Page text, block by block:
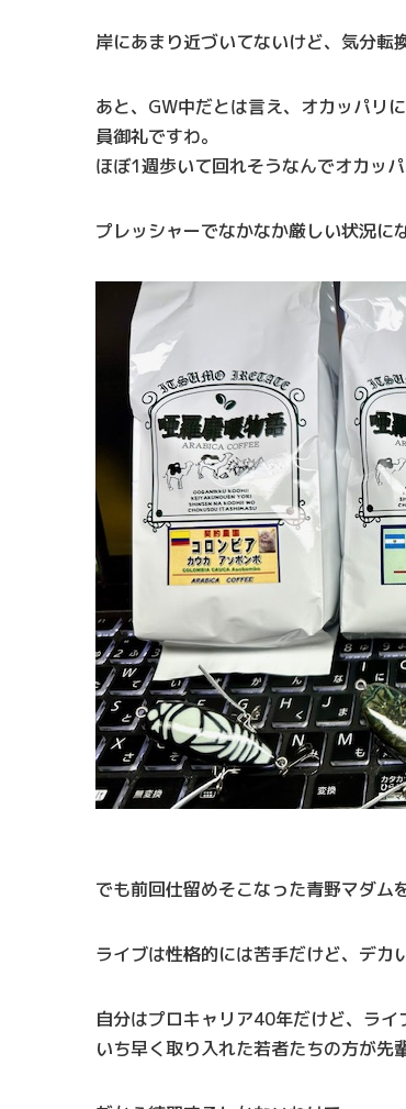
岸にあまり近づいてないけど、気分転
あと、GW中だとは言え、オカッパリ
員御礼ですわ。
ほぼ1週歩いて回れそうなんでオカッ
プレッシャーでなかなか厳しい状況に
でも前回仕留めそこなった青野マダム
ライブは性格的には苦手だけど、デカ
自分はプロキャリア40年だけど、ライ
いち早く取り入れた若者たちの方が先